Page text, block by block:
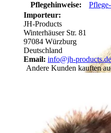
Pflegehinweise:
Importeur:
JH-Products
Winterhäuser Str. 81
97084 Würzburg
Deutschland
Email: info@jh-products.de
Andere Kunden kauften